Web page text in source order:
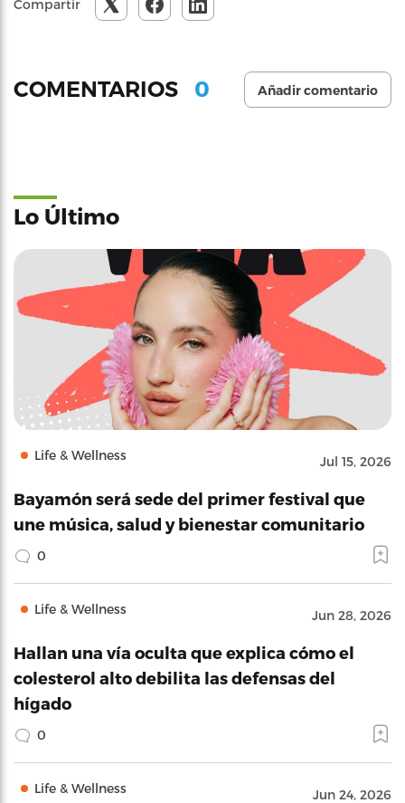
Compartir
COMENTARIOS 0 Añadir comentario
Lo Último
Life & Wellness Jul 15, 2026
Bayamón será sede del primer festival que
une música, salud y bienestar comunitario
0
Life & Wellness Jun 28, 2026
Hallan una vía oculta que explica cómo el
colesterol alto debilita las defensas del
hígado
0
Life & Wellness Jun 24, 2026